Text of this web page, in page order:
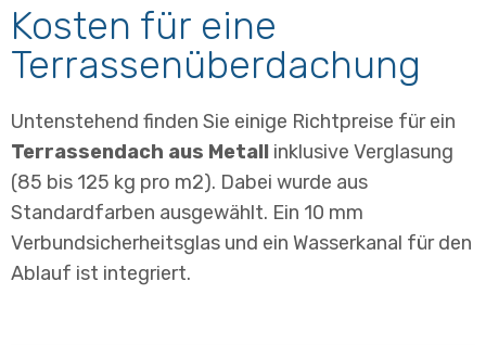
Kosten für eine
Terrassenüberdachung
Untenstehend finden Sie einige Richtpreise für ein
Terrassendach aus Metall inklusive Verglasung
(85 bis 125 kg pro m2). Dabei wurde aus
Standardfarben ausgewählt. Ein 10 mm
Verbundsicherheitsglas und ein Wasserkanal für den
Ablauf ist integriert.